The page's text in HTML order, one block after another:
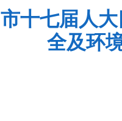
市十七届人
全及环